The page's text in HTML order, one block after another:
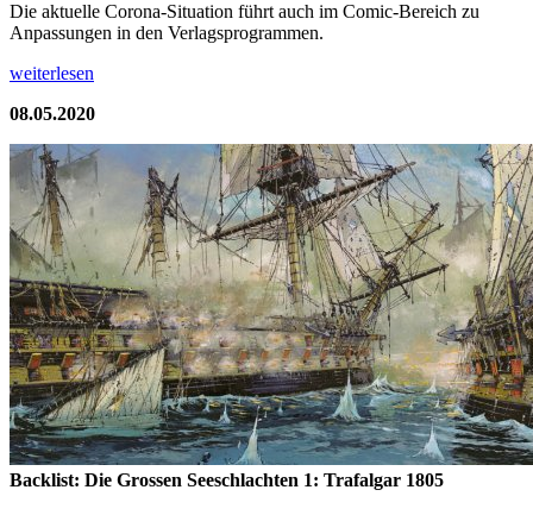
Die aktuelle Corona-Situation führt auch im Comic-Bereich zu
Anpassungen in den Verlagsprogrammen.
weiterlesen
08.05.2020
Backlist: Die Grossen Seeschlachten 1: Trafalgar 1805